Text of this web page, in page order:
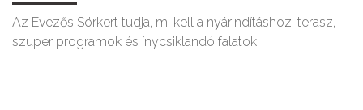
Az Evezős Sörkert tudja, mi kell a nyárindításhoz: terasz,
szuper programok és ínycsiklandó falatok.